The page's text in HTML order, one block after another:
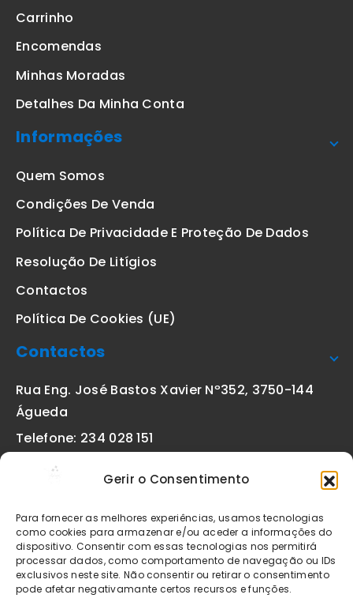
Gerir o Consentimento
Para fornecer as melhores experiências, usamos tecnologias
como cookies para armazenar e/ou aceder a informações do
dispositivo. Consentir com essas tecnologias nos permitirá
processar dados, como comportamento de navegação ou IDs
exclusivos neste site. Não consentir ou retirar o consentimento
pode afetar negativamante certos recursos e funções.
Carrinho
Encomendas
Minhas Moradas
Detalhes Da Minha Conta
Informações
Quem Somos
Condições De Venda
Política De Privacidade E Proteção De Dados
Resolução De Litígios
Contactos
Política De Cookies (UE)
Contactos
Rua Eng. José Bastos Xavier Nº352, 3750-144
Águeda
Telefone: 234 028 151
geral@etiquetas-online.pt
Os preços indicados incluem IVA à taxa legal em vigor. Todos
os artigos apresentados no site encontram-se sujeitos à
disponibilidade de stock após confirmação da encomenda. As